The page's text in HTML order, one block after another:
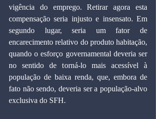
vigência do emprego. Retirar agora esta
compensação seria injusto e insensato. Em
segundo lugar, seria um fator de
encarecimento relativo do produto habitação,
quando o esforço governamental deveria ser
no sentido de torná-lo mais acessível à
população de baixa renda, que, embora de
fato não sendo, deveria ser a população-alvo
exclusiva do SFH.